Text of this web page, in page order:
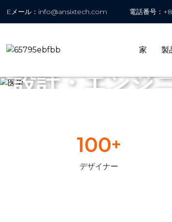
Eメール：info@ansixtech.com 電話番号：
家 製
設計・エンジ
100+
デザイナー